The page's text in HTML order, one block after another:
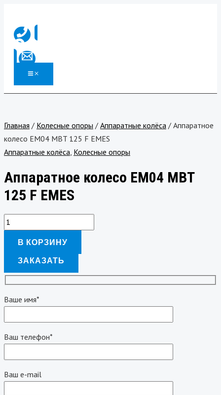
содержимому
Главная / Колесные опоры / Аппаратные колёса / Аппаратное
колесо EM04 MBT 125 F EMES
Аппаратные колёса, Колесные опоры
Аппаратное колесо EM04 MBT
125 F EMES
Аппаратное
EM04
125
В КОРЗИНУ
ЗАКАЗАТЬ
Ваше имя*
Ваш телефон*
Ваш e-mail